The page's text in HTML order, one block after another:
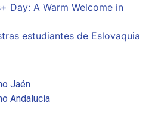
Day: A Warm Welcome in
estudiantes de Eslovaquia
Jaén
Andalucía